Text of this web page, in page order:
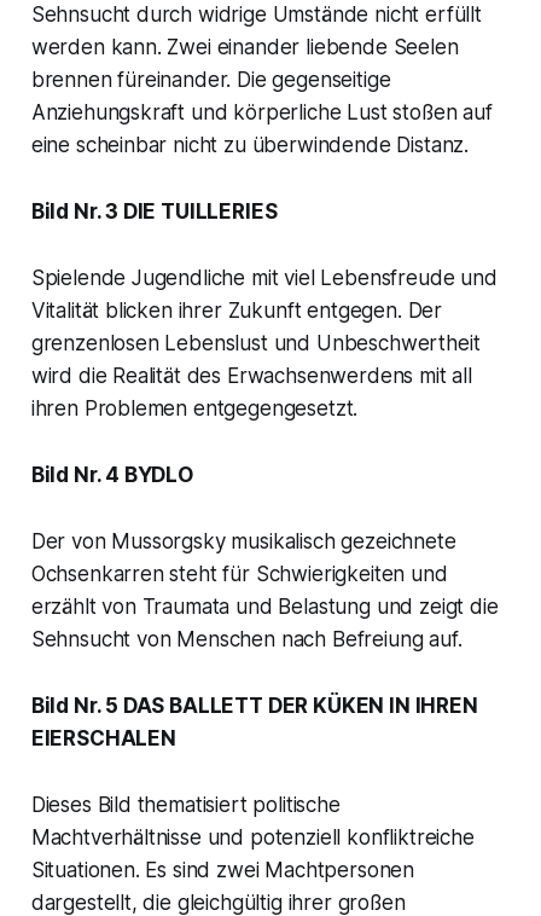
Sehnsucht durch widrige Umstände nicht erfüllt
werden kann. Zwei einander liebende Seelen
brennen füreinander. Die gegenseitige
Anziehungskraft und körperliche Lust stoßen auf
eine scheinbar nicht zu überwindende Distanz.
Bild Nr. 3 DIE TUILLERIES
Spielende Jugendliche mit viel Lebensfreude und
Vitalität blicken ihrer Zukunft entgegen. Der
grenzenlosen Lebenslust und Unbeschwertheit
wird die Realität des Erwachsenwerdens mit all
ihren Problemen entgegengesetzt.
Bild Nr. 4 BYDLO
Der von Mussorgsky musikalisch gezeichnete
Ochsenkarren steht für Schwierigkeiten und
erzählt von Traumata und Belastung und zeigt die
Sehnsucht von Menschen nach Befreiung auf.
Bild Nr. 5 DAS BALLETT DER KÜKEN IN IHREN
EIERSCHALEN
Dieses Bild thematisiert politische
Machtverhältnisse und potenziell konfliktreiche
Situationen. Es sind zwei Machtpersonen
dargestellt, die gleichgültig ihrer großen